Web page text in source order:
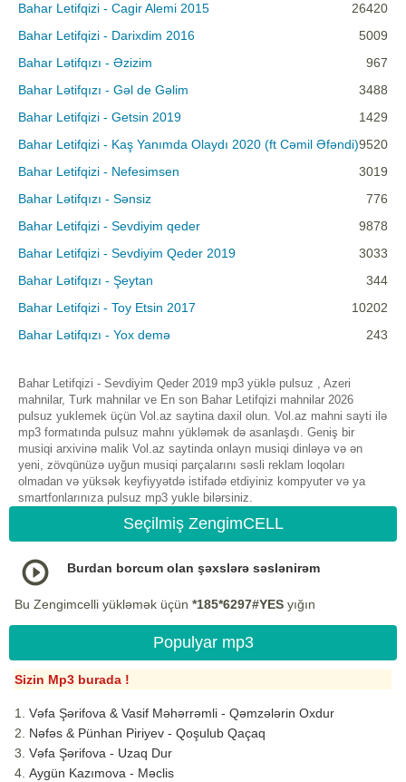
Bahar Letifqizi - Cagir Alemi 2015
26420
Bahar Letifqizi - Darixdim 2016
5009
Bahar Lətifqızı - Əzizim
967
Bahar Lətifqızı - Gəl de Gəlim
3488
Bahar Letifqizi - Getsin 2019
1429
Bahar Letifqizi - Kaş Yanımda Olaydı 2020 (ft Cəmil Əfəndi)9520
Bahar Letifqizi - Nefesimsen
3019
Bahar Lətifqızı - Sənsiz
776
Bahar Letifqizi - Sevdiyim qeder
9878
Bahar Letifqizi - Sevdiyim Qeder 2019
3033
Bahar Lətifqızı - Şeytan
344
Bahar Letifqizi - Toy Etsin 2017
10202
Bahar Lətifqızı - Yox demə
243
Bahar Letifqizi - Sevdiyim Qeder 2019 mp3 yüklə pulsuz , Azeri
mahnilar, Turk mahnilar ve En son Bahar Letifqizi mahnilar 2026
pulsuz yuklemek üçün Vol.az saytina daxil olun. Vol.az mahni sayti ilə
mp3 formatında pulsuz mahnı yükləmək də asanlaşdı. Geniş bir
musiqi arxivinə malik Vol.az saytinda onlayn musiqi dinləyə və ən
yeni, zövqünüzə uyğun musiqi parçalarını səsli reklam loqoları
olmadan və yüksək keyfiyyətdə istifadə etdiyiniz kompyuter və ya
smartfonlarınıza pulsuz mp3 yukle bilərsiniz.
Seçilmiş ZengimCELL
Burdan borcum olan şəxslərə səslənirəm
Bu Zengimcelli yükləmək üçün *185*6297#YES yığın
Populyar mp3
Sizin Mp3 burada !
Vəfa Şərifova & Vasif Məhərrəmli - Qəmzələrin Oxdur
Nəfəs & Pünhan Piriyev - Qoşulub Qaçaq
Vəfa Şərifova - Uzaq Dur
Aygün Kazımova - Məclis